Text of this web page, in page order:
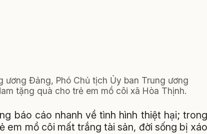
Đảng, Phó Chủ tịch Ủy ban Trung ương
tặng quà cho trẻ em mồ côi xã Hòa Thịnh.
báo cáo nhanh về tình hình thiệt hại; trong
em mồ côi mất trắng tài sản, đời sống bị xáo